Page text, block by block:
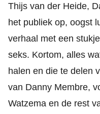
Thijs van der Heide,
het publiek op, oogst
verhaal met een
seks. Kortom, alles
halen en die te delen
van Danny Membre,
Watzema en de rest